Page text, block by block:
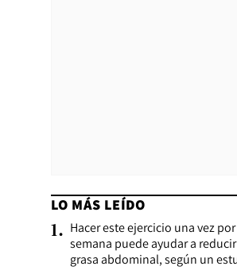
LO MÁS LEÍDO
1. Hacer este ejercicio una vez por
semana puede ayudar a
grasa abdominal, según un